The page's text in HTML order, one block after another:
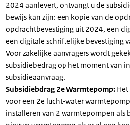
2024 aanlevert, ontvangt u de
bewijs kan zijn: een kopie van de
opdrachtbevestiging uit 2024, een
een digitale schriftelijke bevestiging
Voor zakelijke aanvragers wordt
subsidiebedrag op het moment van
subsidieaanvraag.
Subsidiebdrag 2e Warmtepomp:
voor een 2e lucht-water
installeren van 2 warmtepompen als